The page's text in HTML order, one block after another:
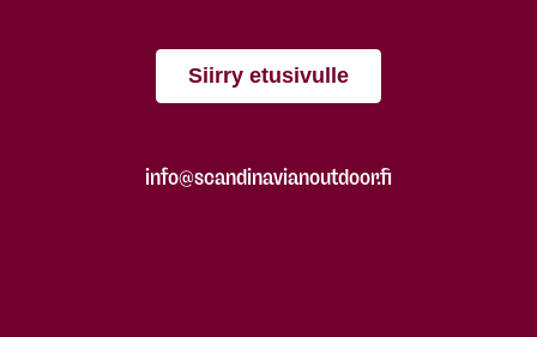
Siirry etusivulle
info@scandinavianoutdoor.fi